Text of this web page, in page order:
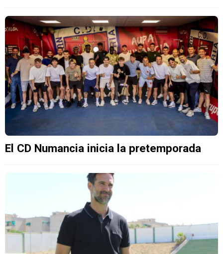
El CD Numancia inicia la pretemporada